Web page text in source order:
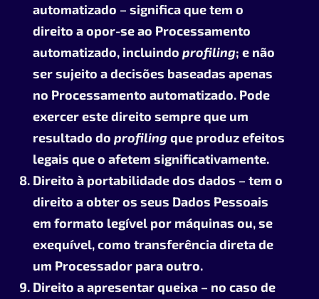
automatizado – significa que tem o
direito a opor-se ao Processamento
automatizado, incluindoprofiling; e não
ser sujeito a decisões baseadas apenas
no Processamento automatizado. Pode
exercer este direito sempre que um
resultado doprofiling que produz efeitos
legais que o afetem significativamente.
Direito à portabilidade dos dados – tem o
direito a obter os seus Dados Pessoais
em formato legível por máquinas ou, se
exequível, como transferência direta de
um Processador para outro.
Direito a apresentar queixa – no caso de